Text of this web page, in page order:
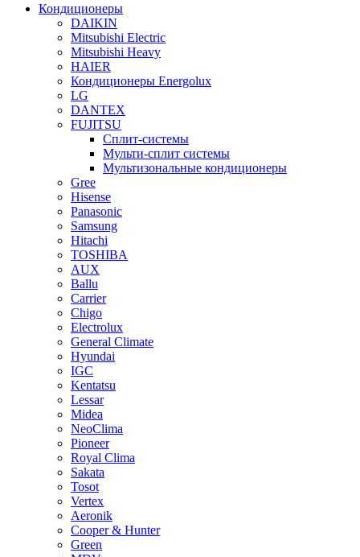
Кондиционеры
DAIKIN
Mitsubishi Electric
Mitsubishi Heavy
HAIER
Кондиционеры Energolux
LG
DANTEX
FUJITSU
Сплит-системы
Мульти-сплит системы
Мультизональные кондиционеры
Gree
Hisense
Panasonic
Samsung
Hitachi
TOSHIBA
AUX
Ballu
Carrier
Chigo
Electrolux
General Climate
Hyundai
IGC
Kentatsu
Lessar
Midea
NeoClima
Pioneer
Royal Clima
Sakata
Tosot
Vertex
Aeronik
Cooper & Hunter
Green